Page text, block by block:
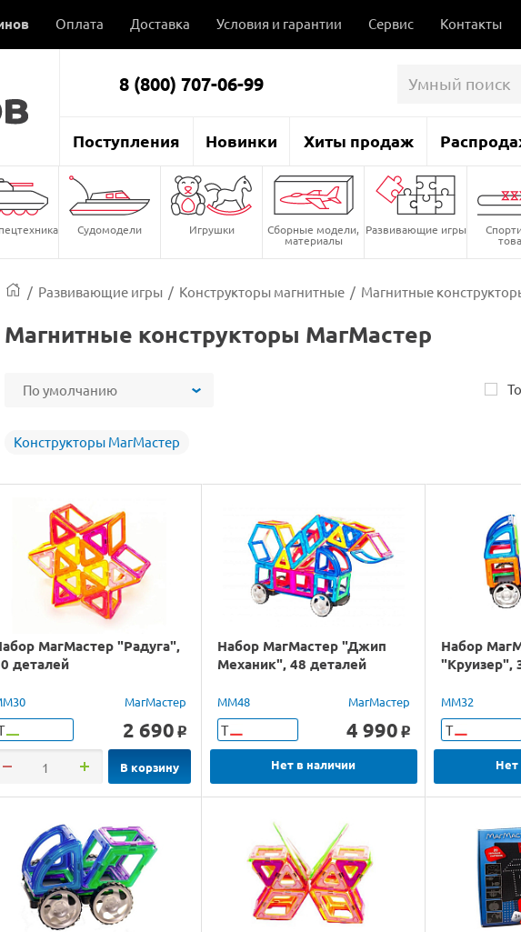
Оплата Доставка Условия и гарантии Сервис Контакты
8 (800) 707-06-99
Поступления Новинки Хиты продаж
Судомодели Игрушки Сборные модели,
материалы
Развивающие игры
/ Развивающие игры / Конструкторы магнитные / Магнитные
Магнитные конструкторы МагМастер
По умолчанию
Конструкторы МагМастер
МагМастер "Радуга",
деталей
МагМастер
2 690 o
В корзину
Набор МагМастер "Джип
Механик", 48 деталей
ММ48 МагМастер
Т 4 990 o
Нет в наличии
Набор
"Круизер",
ММ32
Т
Нет